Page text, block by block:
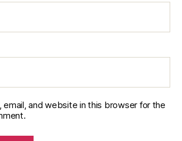
email, and website in this browser for the